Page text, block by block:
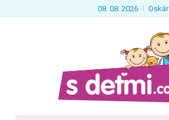
08. 08. 2026 Oskár